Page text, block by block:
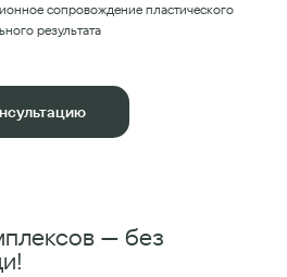
сопровождение пластического
результата
— без